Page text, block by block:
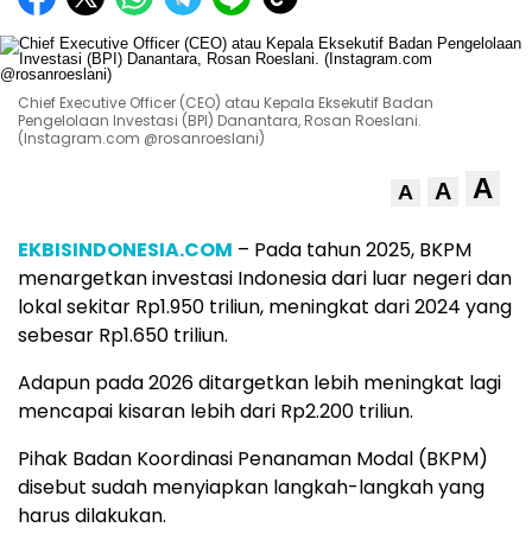
Chief Executive Officer (CEO) atau Kepala Eksekutif Badan
Pengelolaan Investasi (BPI) Danantara, Rosan Roeslani.
(Instagram.com @rosanroeslani)
A A A
EKBISINDONESIA.COM – Pada tahun 2025, BKPM
menargetkan investasi Indonesia dari luar negeri dan
lokal sekitar Rp1.950 triliun, meningkat dari 2024 yang
sebesar Rp1.650 triliun.
Adapun pada 2026 ditargetkan lebih meningkat lagi
mencapai kisaran lebih dari Rp2.200 triliun.
Pihak Badan Koordinasi Penanaman Modal (BKPM)
disebut sudah menyiapkan langkah-langkah yang
harus dilakukan.